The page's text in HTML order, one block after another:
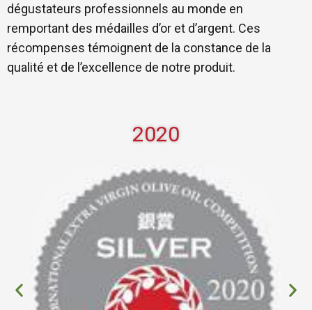
dégustateurs professionnels au monde en
remportant des médailles d’or et d’argent. Ces
récompenses témoignent de la constance de la
qualité et de l’excellence de notre produit.
2020